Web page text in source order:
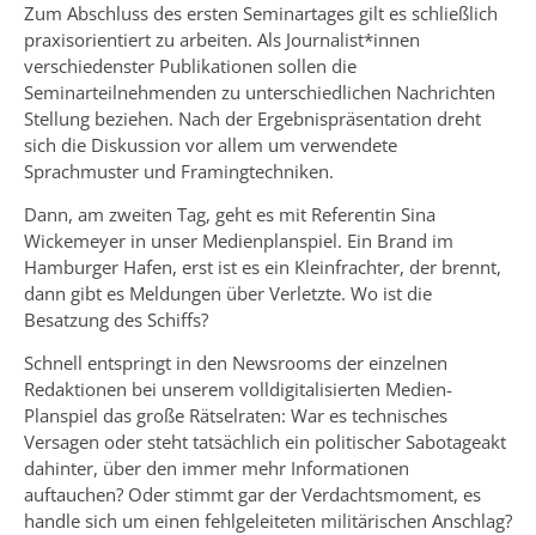
Zum Abschluss des ersten Seminartages gilt es schließlich
praxisorientiert zu arbeiten. Als Journalist*innen
verschiedenster Publikationen sollen die
Seminarteilnehmenden zu unterschiedlichen Nachrichten
Stellung beziehen. Nach der Ergebnispräsentation dreht
sich die Diskussion vor allem um verwendete
Sprachmuster und Framingtechniken.
Dann, am zweiten Tag, geht es mit Referentin Sina
Wickemeyer in unser Medienplanspiel. Ein Brand im
Hamburger Hafen, erst ist es ein Kleinfrachter, der brennt,
dann gibt es Meldungen über Verletzte. Wo ist die
Besatzung des Schiffs?
Schnell entspringt in den Newsrooms der einzelnen
Redaktionen bei unserem volldigitalisierten Medien-
Planspiel das große Rätselraten: War es technisches
Versagen oder steht tatsächlich ein politischer Sabotageakt
dahinter, über den immer mehr Informationen
auftauchen? Oder stimmt gar der Verdachtsmoment, es
handle sich um einen fehlgeleiteten militärischen Anschlag?